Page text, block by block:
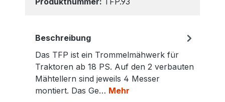
Beschreibung
Das TFP ist ein Trommelmähwerk für
Traktoren ab 18 PS. Auf den 2 verbauten
Mähtellern sind jeweils 4 Messer
montiert. Das Ge… Mehr